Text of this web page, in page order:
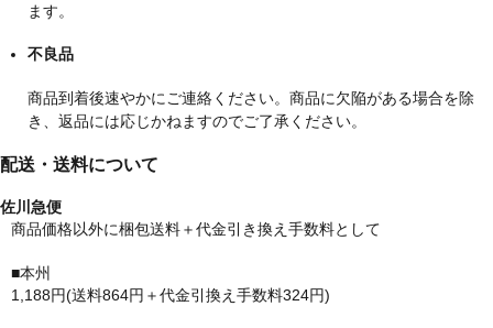
ます。
不良品
商品到着後速やかにご連絡ください。商品に欠陥がある場合を除
き、返品には応じかねますのでご了承ください。
配送・送料について
佐川急便
商品価格以外に梱包送料＋代金引き換え手数料として
■本州
1,188円(送料864円＋代金引換え手数料324円)